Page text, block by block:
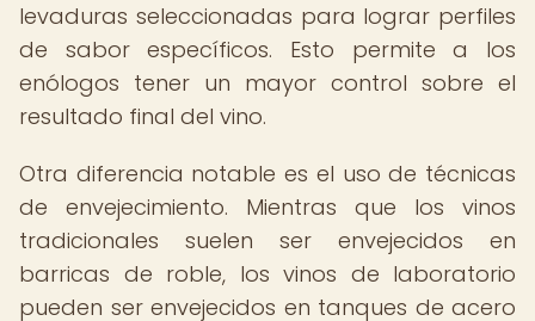
levaduras seleccionadas para lograr perfiles
de sabor específicos. Esto permite a los
enólogos tener un mayor control sobre el
resultado final del vino.
Otra diferencia notable es el uso de técnicas
de envejecimiento. Mientras que los vinos
tradicionales suelen ser envejecidos en
barricas de roble, los vinos de laboratorio
pueden ser envejecidos en tanques de acero